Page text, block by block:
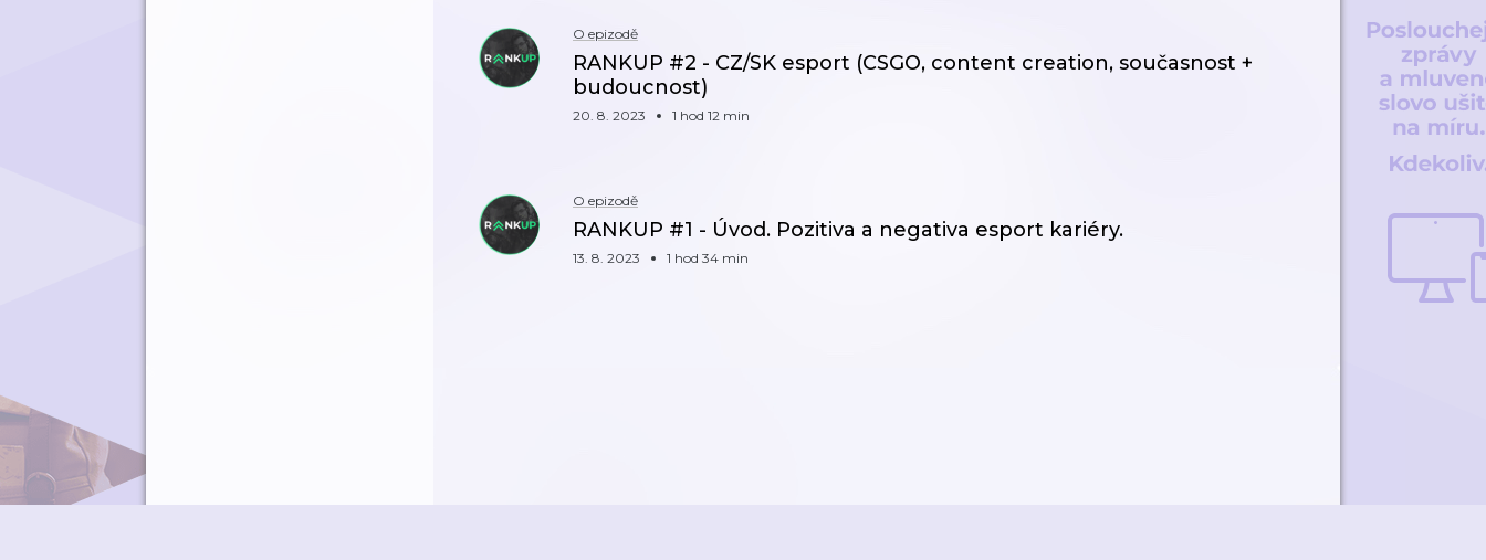
O epizodě
RANKUP #2 - CZ/SK esport (CSGO, content creation, současnost +
budoucnost)
20. 8. 2023 1 hod 12 min
O epizodě
RANKUP #1 - Úvod. Pozitiva a negativa esport kariéry.
13. 8. 2023 1 hod 34 min